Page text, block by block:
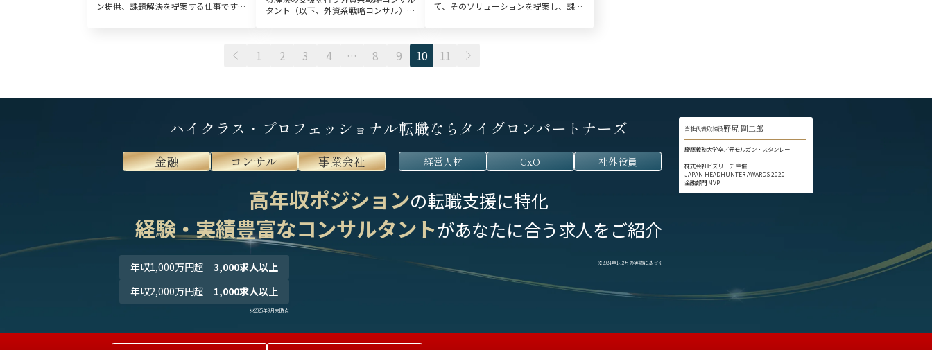
ン提供、課題解決を提案する仕事です。
タント（以下、外資系戦略コンサル）
第で高収 […]
て、そのソリューションを提案し、課題
アント […]
1 2 3 4 … 8 9 10 11
ハイクラス・プロフェッショナル転職なら タイグロンパートナーズ
金融 コンサル 事業会社 経営人材 CxO 社外役員
高年収ポジションの転職支援に特化
経験・実績豊富なコンサルタントがあなたに合う求人をご紹介
年収1,000万円超 ｜3,000求人以上
年収2,000万円超 ｜ 1,000求人以上
※2025年9月末時点
※2024年1-12月の実績に基づく
当社代表取締役野尻 剛二郎
慶應義塾大学卒／元モルガン・スタンレー
株式会社ビズリーチ 主催
JAPAN HEADHUNTER AWARDS 2020
金融部門 MVP